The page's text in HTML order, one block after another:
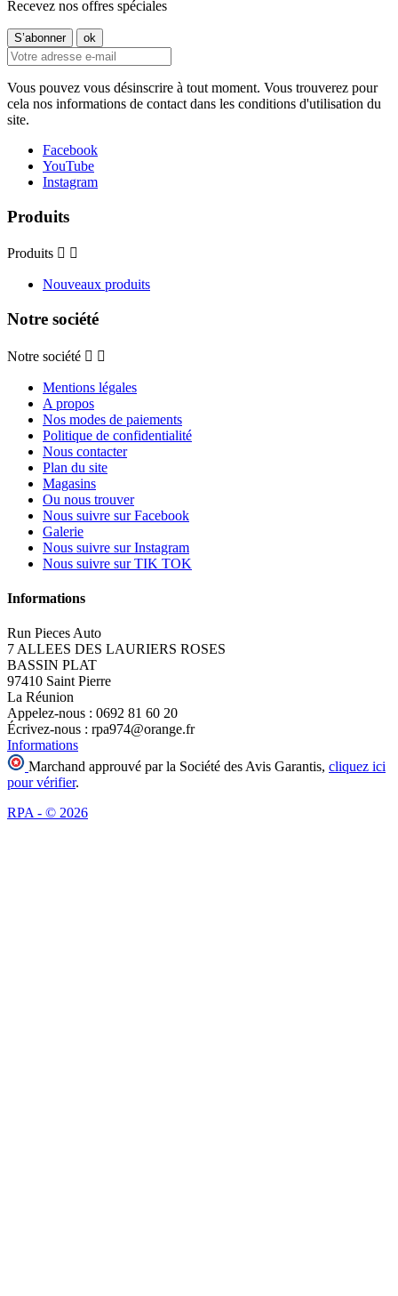
Recevez nos offres spéciales
Vous pouvez vous désinscrire à tout moment. Vous trouverez pour
cela nos informations de contact dans les conditions d'utilisation du
site.
Facebook
YouTube
Instagram
Produits
Produits  
Nouveaux produits
Notre société
Notre société  
Mentions légales
A propos
Nos modes de paiements
Politique de confidentialité
Nous contacter
Plan du site
Magasins
Ou nous trouver
Nous suivre sur Facebook
Galerie
Nous suivre sur Instagram
Nous suivre sur TIK TOK
Informations
Run Pieces Auto
7 ALLEES DES LAURIERS ROSES
BASSIN PLAT
97410 Saint Pierre
La Réunion
Appelez-nous : 0692 81 60 20
Écrivez-nous : rpa974@orange.fr
Informations
Marchand approuvé par la Société des Avis Garantis, cliquez ici
pour vérifier.
RPA - © 2026